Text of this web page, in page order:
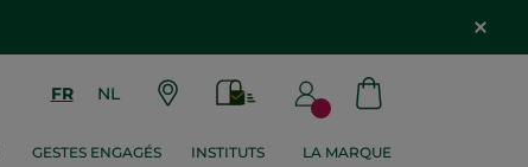
FR NL
GESTES ENGAGÉS INSTITUTS LA MARQUE